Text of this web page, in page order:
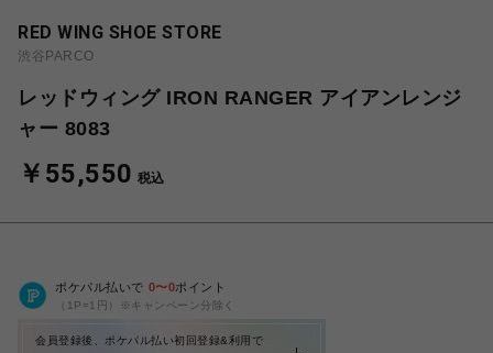
RED WING SHOE STORE
渋谷PARCO
レッドウィング IRON RANGER アイアンレンジ
ャー 8083
￥55,550 税込
ポケパル払いで 0〜0ポイント
（1P=1円）※キャンペーン分除く
会員登録後、ポケパル払い初回登録&利用で